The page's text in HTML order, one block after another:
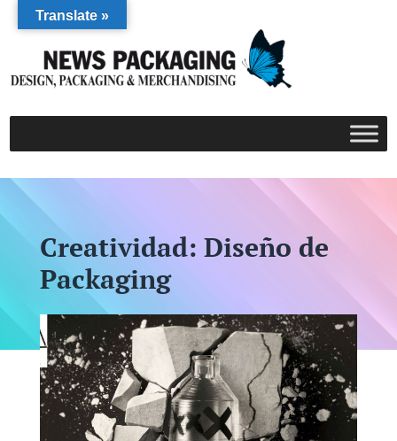
Creatividad: Diseño de
Packaging
Translate »